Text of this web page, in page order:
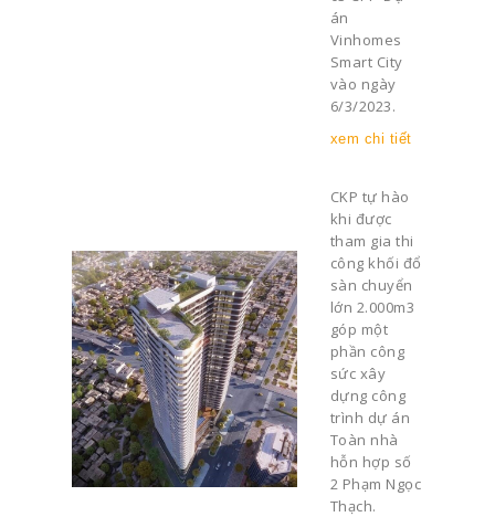
án
Vinhomes
Smart City
vào ngày
6/3/2023.
xem chi tiết
CKP tự hào
khi được
tham gia thi
công khối đổ
sàn chuyển
lớn 2.000m3
góp một
phần công
sức xây
dựng công
trình dự án
Toàn nhà
hỗn hợp số
2 Phạm Ngọc
Thạch.